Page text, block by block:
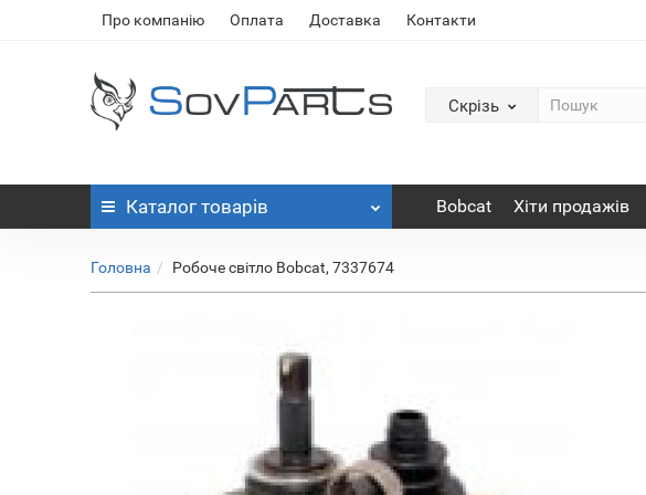
Про компанію Оплата Доставка Контакти
Скрізь
Каталог товарів Bobcat Хіти продажів
Головна Робоче світло Bobcat, 7337674